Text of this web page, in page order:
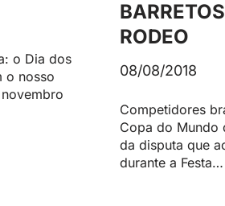
o Dia dos
o nosso
RODEO
08/08/2018
Competidores
Copa do Mundo
da disputa que
durante a Festa…